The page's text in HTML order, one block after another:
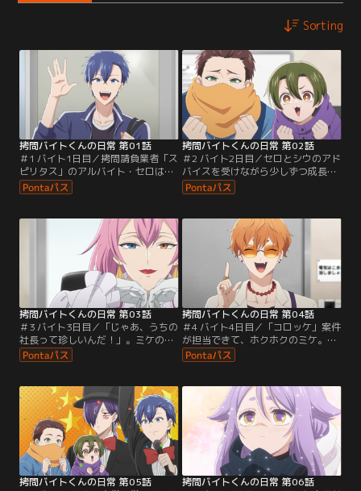
Sorting
拷問バイトくんの日常 第01話
＃1 バイト1日目／拷問請負業者「ス
ピリタス」のアルバイト・セロは、
今日も強情な悪党を相手に仕事に励
む。頼もしい先輩・シウと並んでタ
して人手不足で困っていたところ
に、ミケとヒューという2人の新人
がやってきて……。
拷問バイトくんの日常 第02話
＃2 バイト2日目／セロとシウのアド
バイスを受けながら少しずつ成長し
ていくミケとヒュー。2人は同じ後
輩組として、親交を深めていく。一
るとシウから「5分で来い」という
連絡があった。急いで街の一角へ向
かうと、そこには……。
拷問バイトくんの日常 第03話
＃3 バイト3日目／「じゃあ、うちの
社長って珍しいんだ！」。ミケの無
邪気な一言から明らかになる、美貌
の社長・ヘラの真実とは？ そして、
合うのか？ また、あるとき仕事熱心
だったセロが理由も言わずに会社を
休み始めて……。
拷問バイトくんの日常 第04話
＃4 バイト4日目／「コロッケ」案件
が担当できて、ホクホクのミケ。仕
事を終えると、屑屋のフォンがやっ
てくる。人当たりの良いフォンだ
バさがあった。また、ある日のこ
と、会社の近くをうろつく不審者を
捕まえると、それはセロの弟ルクだ
った。彼が会社に来た理由と
は……？
拷問バイトくんの日常 第05話
拷問バイトくんの日常 第06話